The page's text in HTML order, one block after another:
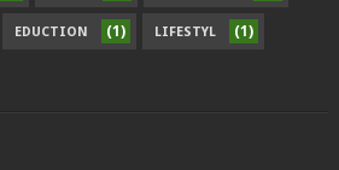
EDUCTION (1) LIFESTYL (1)